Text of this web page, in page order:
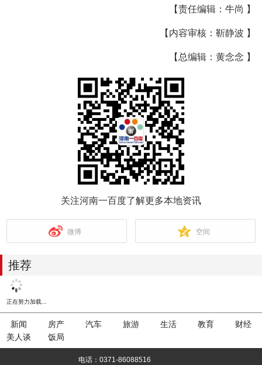
【责任编辑：牛尚 】
【内容审核：靳静波 】
【总编辑：黄念念 】
关注河南一百度了解更多本地资讯
微博 空间
推荐
正在努力加载...
新闻 房产 汽车 旅游 生活 教育
财经
美人谈
饭局
电话：0371-86088516